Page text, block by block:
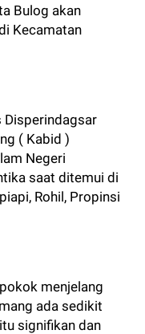
Bulog akan
Kecamatan
Disperindagsar
( Kabid )
Negeri
saat ditemui di
Rohil, Propinsi
menjelang
ada sedikit
signifikan dan